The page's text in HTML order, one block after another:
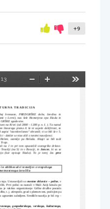
meni +9
Pomanjšaj
U R N A   T R A D I C I J A
bronaste,   PREDGRŠKE   dobe,   številna   in
v   Lerni),   nas   šele   Homerjeva   epa   Iliada   in
zgodovine.
na Kreti (od 2000 – 1200 p. n. š. ). Ta narod
linearega pisma A še ni uspelo dešifrirati,  to
zapisi "starokrečanov" ohranili; ti so bili še v 5.
- dokler se niso zlili z novimi naseljenci.
ozemlje   pa   Helada.   Ahajci   so   bili   tudi
Trojo
na J  in  pri  tem  opustošili  starogrške  države.
Tesaliji (na S) in v Beociji, in Joncev , ki so se
(kar   opisuje   Iliada).   To   je   torej   čas prve
oblikovalci temeljev evropskega
izročila
tuja. Ustanavljali so mestne državice – polise , v
Prvi polisi so nastali v Mali Aziji kmalu po
je takšno organiziranje Grške družbe postalo
t. j. akropolo, grad s plemstvom, pod njim pa
agrarnim zaledjem. Središče naselja je bil trg –
gospodarskega, verskega, kulturnega,